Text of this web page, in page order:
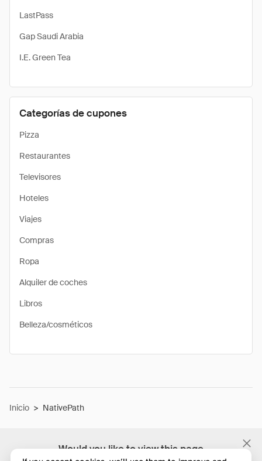
Would you like to view this page
LastPass
Gap Saudi Arabia
I.E. Green Tea
Categorías de cupones
Pizza
Restaurantes
Televisores
Hoteles
Viajes
Compras
Ropa
Alquiler de coches
Libros
Belleza/cosméticos
Inicio > NativePath